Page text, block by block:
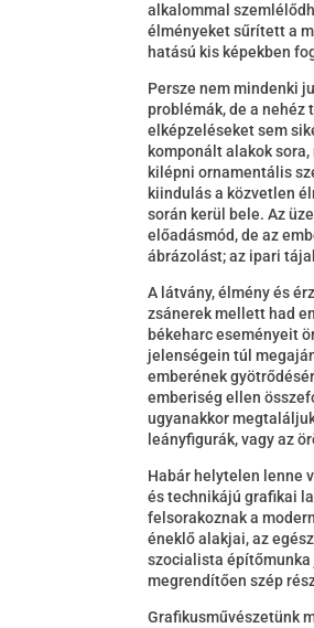
alkalommal
élményeket sűrített a
hatású kis képekben
Persze nem mindenki
problémák, de a nehéz
elképzeléseket sem
komponált alakok
kilépni ornamentális
kiindulás a közvetlen
során kerül bele. Az
előadásmód, de az
ábrázolást; az ipari
A látvány, élmény és
zsánerek mellett had
békeharc eseményeit
jelenségein túl
emberének
emberiség ellen
ugyanakkor
leányfigurák, vagy az
Habár helytelen lenne
és technikájú grafikai
felsorakoznak a
éneklő alakjai, az
szocialista építőmunka
megrendítően szép
Grafikusművészetünk